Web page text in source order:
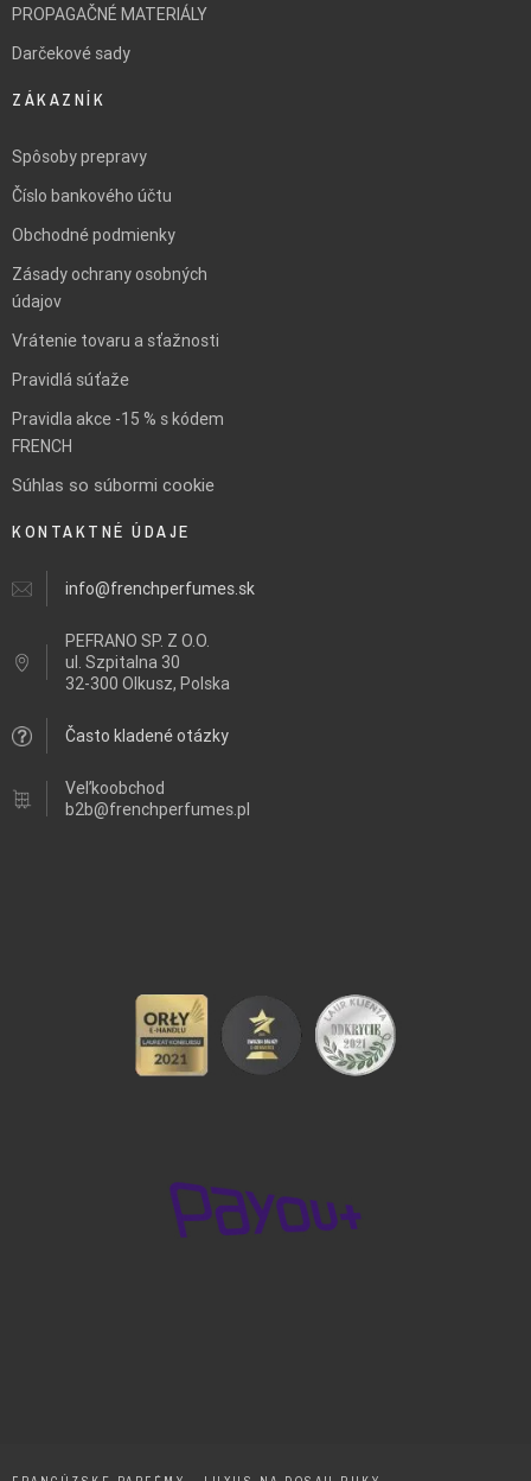
PROPAGAČNÉ MATERIÁLY
Darčekové sady
ZÁKAZNÍK
Spôsoby prepravy
Číslo bankového účtu
Obchodné podmienky
Zásady ochrany osobných
údajov
Vrátenie tovaru a sťažnosti
Pravidlá súťaže
Pravidla akce -15 % s kódem
FRENCH
Súhlas so súbormi cookie
KONTAKTNÉ ÚDAJE
info@frenchperfumes.sk
PEFRANO SP. Z O.O.
ul. Szpitalna 30
32-300 Olkusz, Polska
Často kladené otázky
Veľkoobchod
b2b@frenchperfumes.pl